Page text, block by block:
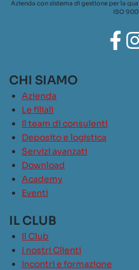
Azienda con sistema di gestione per la
ISO
CHI SIAMO
Azienda
Le filiali
Il team di consulenti
Deposito e logistica
Servizi avanzati
Download
Academy
Eventi
IL CLUB
Il Club
I nostri Clienti
Incontri e formazione